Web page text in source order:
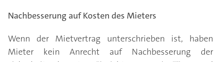
Nachbesserung auf Kosten des Mieters
Wenn der Mietvertrag unterschrieben ist, haben
Mieter kein Anrecht auf Nachbesserung der